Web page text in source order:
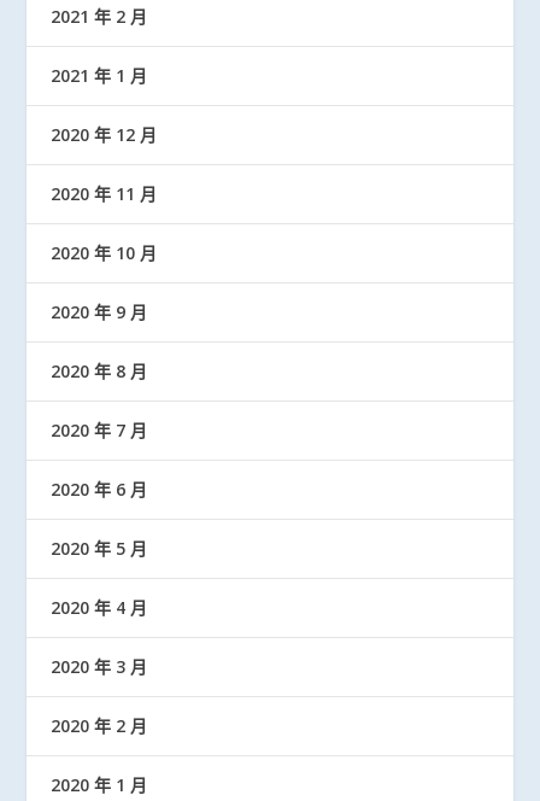
2021 年 2 月
2021 年 1 月
2020 年 12 月
2020 年 11 月
2020 年 10 月
2020 年 9 月
2020 年 8 月
2020 年 7 月
2020 年 6 月
2020 年 5 月
2020 年 4 月
2020 年 3 月
2020 年 2 月
2020 年 1 月